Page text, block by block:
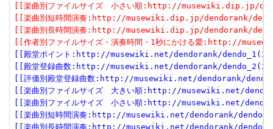
[[楽曲別ファイルサイズ　小さい順:http://musewiki.dip.jp/
[[楽曲別短時間演奏:http://musewiki.dip.jp/dendorank/
[[楽曲別長時間演奏:http://musewiki.dip.jp/dendorank/
[[作者別ファイルサイズ・演奏時間・1秒にかける愛:http://
[[殿堂ポイント:http://musewiki.net/dendorank/
[[殿堂登録曲数:http://musewiki.net/dendorank/
[[評価別殿堂登録曲数:http://musewiki.net/dendorank/
[[楽曲別ファイルサイズ　大きい順:http://musewiki.net/
[[楽曲別ファイルサイズ　小さい順:http://musewiki.net/
[[楽曲別短時間演奏:http://musewiki.net/dendorank/
[[楽曲別長時間演奏:http://musewiki.net/dendorank/